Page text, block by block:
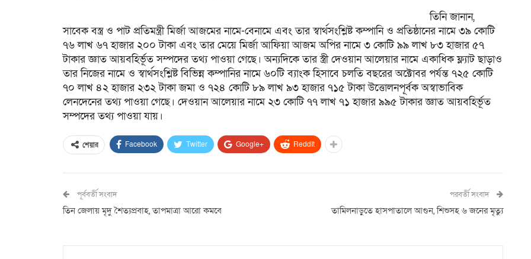
তিনি জানান,
সাবেক বস্ত্র ও পাট প্রতিমন্ত্রী মির্জা আজমের নামে-বেনামে এবং তার স্বার্থসংশ্লিষ্ট কম্পানি ও প্রতিষ্ঠানের নামে ৩৯ কোটি
৭৬ লাখ ৬৭ হাজার ২০০ টাকা এবং তার মেয়ে মির্জা আফিয়া আজম অপির নামে ৩ কোটি ৯৯ লাখ ৮৩ হাজার ৫৭
টাকার জ্ঞাত আয়বহির্ভূত সম্পদের তথ্য পাওয়া গেছে। অন্যদিকে তার স্ত্রী দেওয়ান আলেয়ার নামে একাধিক ফ্ল্যাট ছাড়াও
তার নিজের নামে ও স্বার্থসংশ্লিষ্ট বিভিন্ন কম্পানির নামে ৬০টি ব্যাংক হিসাবে চলতি বছরের অক্টোবর পর্যন্ত ৭২৫ কোটি
৭০ লাখ ৪২ হাজার ২৩২ টাকা জমা ও ৭২৪ কোটি ৮৯ লাখ ৯৩ হাজার ৭১৫ টাকা উত্তোলনপূর্বক অস্বাভাবিক
লেনদেনের তথ্য পাওয়া গেছে। দেওয়ান আলেয়ার নামে ২৩ কোটি ৭৭ লাখ ৭১ হাজার ৯৯৫ টাকার জ্ঞাত আয়বহির্ভূত
সম্পদের তথ্য পাওয়া যায়।
শেয়ার Facebook Twitter Google+ ReddIt
পূর্ববর্তী সংবাদ
তিন জেলায় মৃদু শৈত্যপ্রবাহ, তাপমাত্রা আরো কমবে
পরবর্তী সংবাদ
তামিলনাড়ুতে হাসপাতালে আগুন, শিশুসহ ৬ জনের মৃত্যু